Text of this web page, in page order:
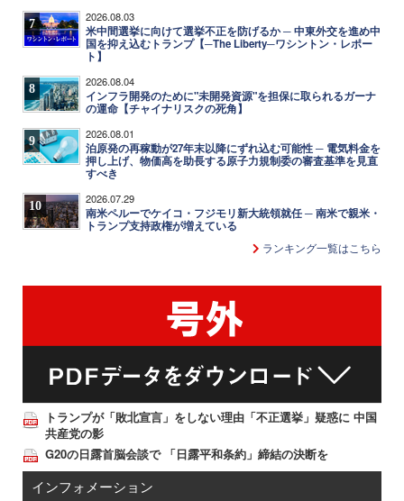
7 2026.08.03
米中間選挙に向けて選挙不正を防げるか ─ 中東外交を進め中
国を抑え込むトランプ【─The Liberty─ワシントン・レポー
ト】
8 2026.08.04
インフラ開発のために"未開発資源"を担保に取られるガーナ
の運命【チャイナリスクの死角】
9 2026.08.01
泊原発の再稼動が27年末以降にずれ込む可能性 ─ 電気料金を
押し上げ、物価高を助長する原子力規制委の審査基準を見直
すべき
10 2026.07.29
南米ペルーでケイコ・フジモリ新大統領就任 ─ 南米で親米・
トランプ支持政権が増えている
ランキング一覧はこちら
トランプが「敗北宣言」をしない理由「不正選挙」疑惑に 中国
共産党の影
G20の日露首脳会談で 「日露平和条約」締結の決断を
インフォメーション